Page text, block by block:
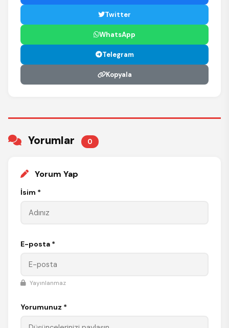
Twitter
WhatsApp
Telegram
Kopyala
Yorumlar 0
Yorum Yap
İsim *
E-posta *
Yayınlanmaz
Yorumunuz *